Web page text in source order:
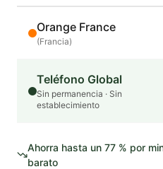
Orange France
(Francia)
Teléfono Global
Sin permanencia · Sin
establecimiento
Ahorra hasta un 77% por
barato